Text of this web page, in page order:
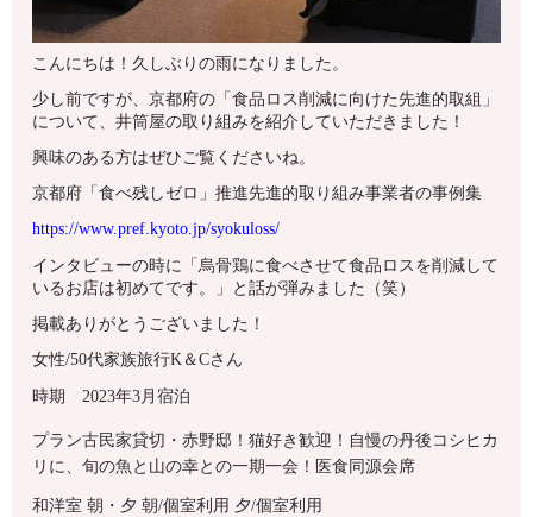
こんにちは！久しぶりの雨になりました。
少し前ですが、京都府の「食品ロス削減に向けた先進的取組」
について、井筒屋の取り組みを紹介していただきました！
興味のある方はぜひご覧くださいね。
京都府「食べ残しゼロ」推進先進的取り組み事業者の事例集
https://www.pref.kyoto.jp/syokuloss/
インタビューの時に「烏骨鶏に食べさせて食品ロスを削減して
いるお店は初めてです。」と話が弾みました（笑）
掲載ありがとうございました！
女性/50代家族旅行K＆Cさん
時期 2023年3月宿泊
プラン古民家貸切・赤野邸！猫好き歓迎！自慢の丹後コシヒカ
リに、旬の魚と山の幸との一期一会！医食同源会席
和洋室 朝・夕 朝/個室利用 夕/個室利用